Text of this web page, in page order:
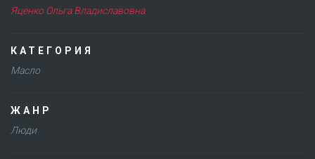
Яценко Ольга Владиславовна
КАТЕГОРИЯ
Масло
ЖАНР
Люди